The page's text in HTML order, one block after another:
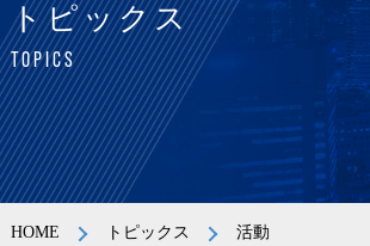
トピックス
TOPICS
HOME トピックス 活動